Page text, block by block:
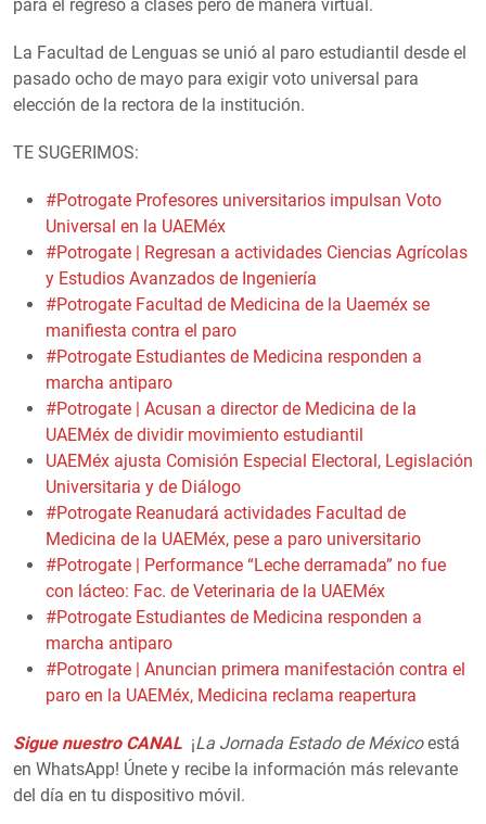
para el regreso a clases pero de manera virtual.
La Facultad de Lenguas se unió al paro estudiantil desde el
pasado ocho de mayo para exigir voto universal para
elección de la rectora de la institución.
TE SUGERIMOS:
#Potrogate Profesores universitarios impulsan Voto
Universal en la UAEMéx
#Potrogate | Regresan a actividades Ciencias Agrícolas
y Estudios Avanzados de Ingeniería
#Potrogate Facultad de Medicina de la Uaeméx se
manifiesta contra el paro
#Potrogate Estudiantes de Medicina responden a
marcha antiparo
#Potrogate | Acusan a director de Medicina de la
UAEMéx de dividir movimiento estudiantil
UAEMéx ajusta Comisión Especial Electoral, Legislación
Universitaria y de Diálogo
#Potrogate Reanudará actividades Facultad de
Medicina de la UAEMéx, pese a paro universitario
#Potrogate | Performance “Leche derramada” no fue
con lácteo: Fac. de Veterinaria de la UAEMéx
#Potrogate Estudiantes de Medicina responden a
marcha antiparo
#Potrogate | Anuncian primera manifestación contra el
paro en la UAEMéx, Medicina reclama reapertura
Sigue nuestro CANAL ¡La Jornada Estado de Méxicoestá
en WhatsApp! Únete y recibe la información más relevante
del día en tu dispositivo móvil.